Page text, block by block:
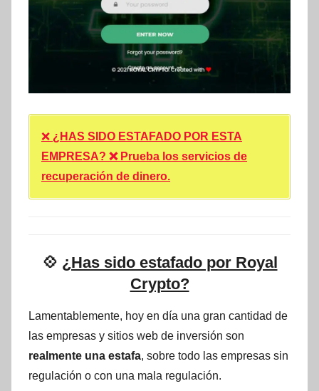
❌ ¿HAS SIDO ESTAFADO POR ESTA
EMPRESA? ❌ Prueba los servicios de
recuperación de dinero.
💠 ¿Has sido estafado por Royal
Crypto?
Lamentablemente, hoy en día una gran cantidad de
las empresas y sitios web de inversión son
realmente una estafa, sobre todo las empresas sin
regulación o con una mala regulación.